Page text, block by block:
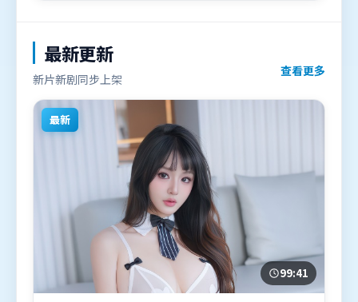
最新更新
新片新剧同步上架
查看更多
最新
99:41